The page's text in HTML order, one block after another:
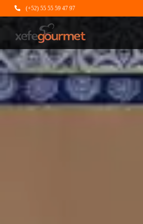
(+52) 55 55 59 47 97